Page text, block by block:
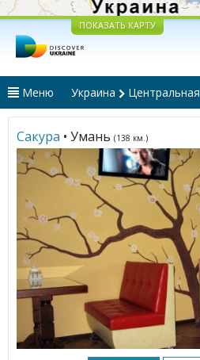
ПОКАЗАТЬ КАРТУ
Меню Украина Центральная
Сакура • Умань (138 км.)